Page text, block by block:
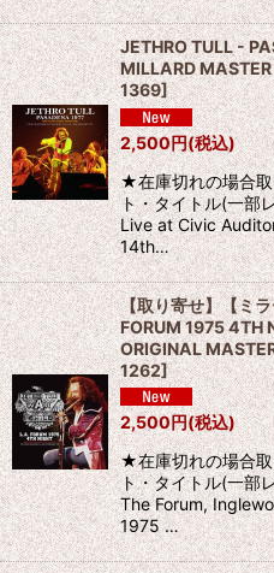
JETHRO TULL -
MILLARD
1369]
2,500円(税込)
★在庫切れの場合
ト・タイトル(一部
Live at Civic
14th…
【取り寄せ】【ミ
FORUM 1975 4TH
ORIGINAL
1262]
2,500円(税込)
★在庫切れの場合
ト・タイトル(一部
The Forum,
1975 …